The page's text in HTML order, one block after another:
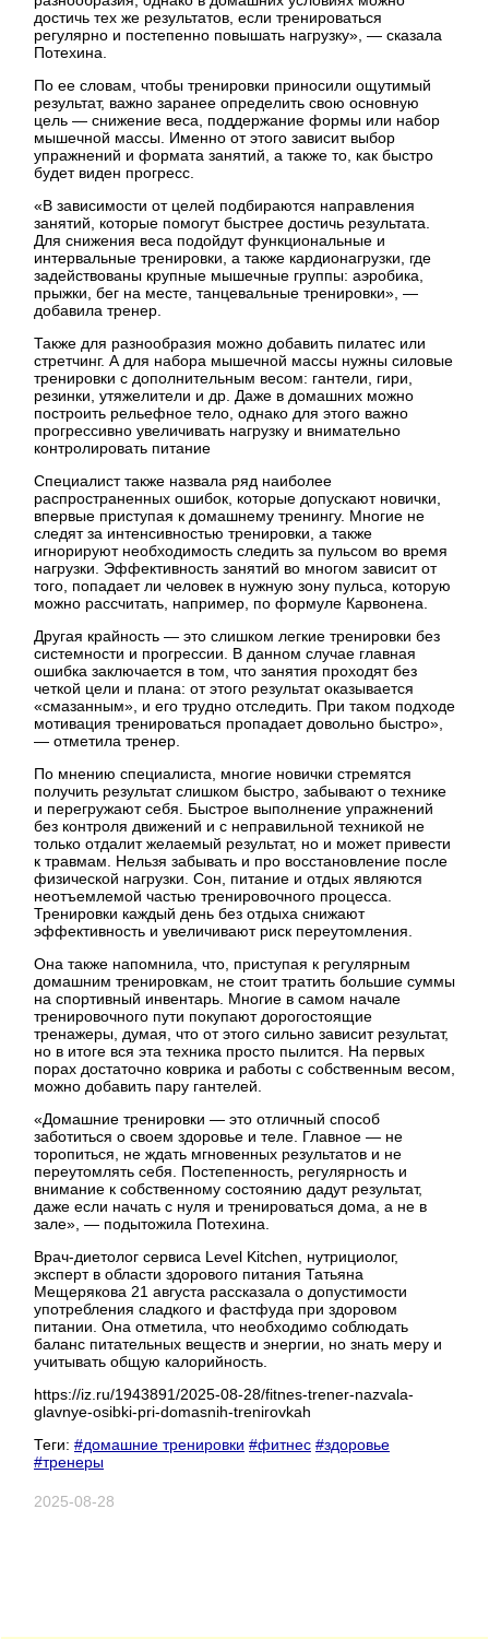
достичь тех же результатов, если тренироваться
регулярно и постепенно повышать нагрузку», — сказала
Потехина.
По ее словам, чтобы тренировки приносили ощутимый
результат, важно заранее определить свою основную
цель — снижение веса, поддержание формы или набор
мышечной массы. Именно от этого зависит выбор
упражнений и формата занятий, а также то, как быстро
будет виден прогресс.
«В зависимости от целей подбираются направления
занятий, которые помогут быстрее достичь результата.
Для снижения веса подойдут функциональные и
интервальные тренировки, а также кардионагрузки, где
задействованы крупные мышечные группы: аэробика,
прыжки, бег на месте, танцевальные тренировки», —
добавила тренер.
Также для разнообразия можно добавить пилатес или
стретчинг. А для набора мышечной массы нужны силовые
тренировки с дополнительным весом: гантели, гири,
резинки, утяжелители и др. Даже в домашних можно
построить рельефное тело, однако для этого важно
прогрессивно увеличивать нагрузку и внимательно
контролировать питание
Специалист также назвала ряд наиболее
распространенных ошибок, которые допускают новички,
впервые приступая к домашнему тренингу. Многие не
следят за интенсивностью тренировки, а также
игнорируют необходимость следить за пульсом во время
нагрузки. Эффективность занятий во многом зависит от
того, попадает ли человек в нужную зону пульса, которую
можно рассчитать, например, по формуле Карвонена.
Другая крайность — это слишком легкие тренировки без
системности и прогрессии. В данном случае главная
ошибка заключается в том, что занятия проходят без
четкой цели и плана: от этого результат оказывается
«смазанным», и его трудно отследить. При таком подходе
мотивация тренироваться пропадает довольно быстро»,
— отметила тренер.
По мнению специалиста, многие новички стремятся
получить результат слишком быстро, забывают о технике
и перегружают себя. Быстрое выполнение упражнений
без контроля движений и с неправильной техникой не
только отдалит желаемый результат, но и может привести
к травмам. Нельзя забывать и про восстановление после
физической нагрузки. Сон, питание и отдых являются
неотъемлемой частью тренировочного процесса.
Тренировки каждый день без отдыха снижают
эффективность и увеличивают риск переутомления.
Она также напомнила, что, приступая к регулярным
домашним тренировкам, не стоит тратить большие суммы
на спортивный инвентарь. Многие в самом начале
тренировочного пути покупают дорогостоящие
тренажеры, думая, что от этого сильно зависит результат,
но в итоге вся эта техника просто пылится. На первых
порах достаточно коврика и работы с собственным весом,
можно добавить пару гантелей.
«Домашние тренировки — это отличный способ
заботиться о своем здоровье и теле. Главное — не
торопиться, не ждать мгновенных результатов и не
переутомлять себя. Постепенность, регулярность и
внимание к собственному состоянию дадут результат,
даже если начать с нуля и тренироваться дома, а не в
зале», — подытожила Потехина.
Врач-диетолог сервиса Level Kitchen, нутрициолог,
эксперт в области здорового питания Татьяна
Мещерякова 21 августа рассказала о допустимости
употребления сладкого и фастфуда при здоровом
питании. Она отметила, что необходимо соблюдать
баланс питательных веществ и энергии, но знать меру и
учитывать общую калорийность.
https://iz.ru/1943891/2025-08-28/fitnes-trener-nazvala-
glavnye-osibki-pri-domasnih-trenirovkah
Теги: #домашние тренировки #фитнес #здоровье
#тренеры
2025-08-28